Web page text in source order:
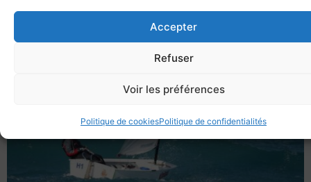
Accepter
Refuser
Voir les préférences
Politique de cookiesPolitique de confidentialités